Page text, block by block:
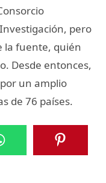
pero
la fuente, quién
Desde entonces,
un amplio
de 76 países.